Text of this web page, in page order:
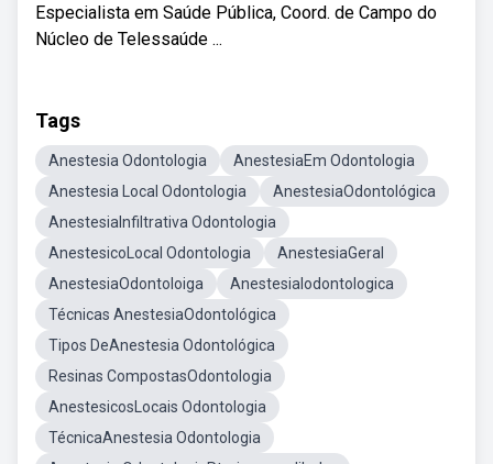
Especialista em Saúde Pública, Coord. de Campo do
Núcleo de Telessaúde ...
Tags
Anestesia Odontologia
AnestesiaEm Odontologia
Anestesia Local Odontologia
AnestesiaOdontológica
AnestesiaInfiltrativa Odontologia
AnestesicoLocal Odontologia
AnestesiaGeral
AnestesiaOdontoloiga
AnestesiaIodontologica
Técnicas AnestesiaOdontológica
Tipos DeAnestesia Odontológica
Resinas CompostasOdontologia
AnestesicosLocais Odontologia
TécnicaAnestesia Odontologia